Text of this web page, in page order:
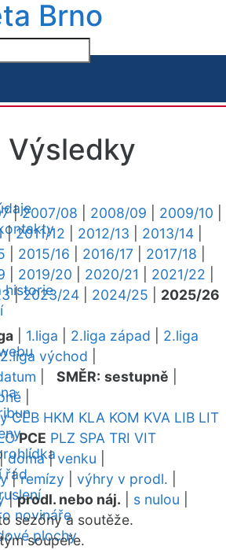
Brno
historie
řád
novináře
plochy
Výsledky
|2007/08 2008/09 2009/10
|2011/12 2012/13 2013/14
2015/16 2016/17 2017/18
2019/20 2020/21 2021/22
|2023/24 2024/25
2025/26
1.liga 2.liga západ
2.liga
2.liga východ
SMĚR: sestupně
CEB HKM KLA KOM KVA LIB LIT
PCE PLZ SPA TRI VIT
doma|venku
|remízy výhry v prodl.
|prodl. nebo náj. s nulou
sezóny a soutěže.
soupeře.